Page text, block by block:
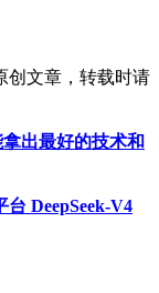
创文章，转载时请
出最好的技术和
DeepSeek-V4